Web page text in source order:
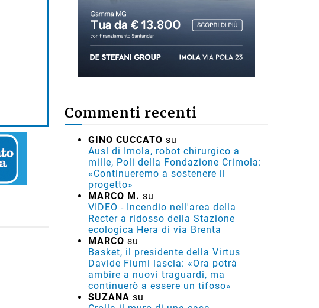
Commenti recenti
GINO CUCCATO su
Ausl di Imola, robot chirurgico a
mille, Poli della Fondazione Crimola:
«Continueremo a sostenere il
progetto»
MARCO M. su
VIDEO - Incendio nell'area della
Recter a ridosso della Stazione
ecologica Hera di via Brenta
MARCO su
Basket, il presidente della Virtus
Davide Fiumi lascia: «Ora potrà
ambire a nuovi traguardi, ma
continuerò a essere un tifoso»
SUZANA su